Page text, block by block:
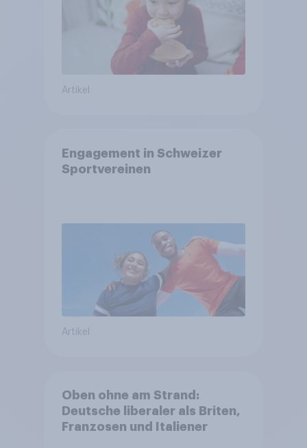
Artikel
Engagement in Schweizer
Sportvereinen
Artikel
Oben ohne am Strand:
Deutsche liberaler als Briten,
Franzosen und Italiener